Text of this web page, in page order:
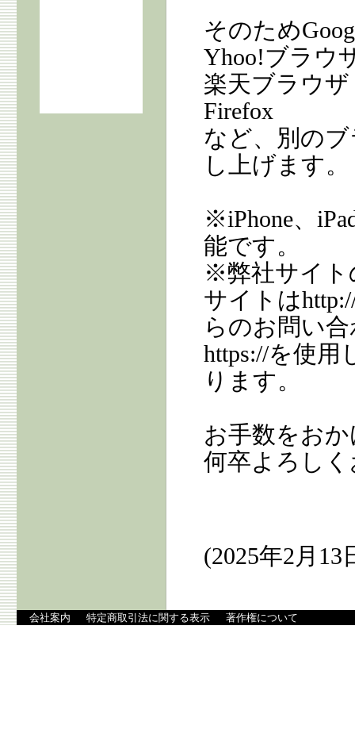
そのため
Yhoo!ブラウ
楽天ブラウザ
Firefox
など、別の
し上げます。
※iPhone、
能です。
※弊社サイト
サイトは
らのお問い
https://を使用
ります。
お手数をお
何卒よろし
(2025年2月13
会社案内 特定商取引法に関する表示 著作権について